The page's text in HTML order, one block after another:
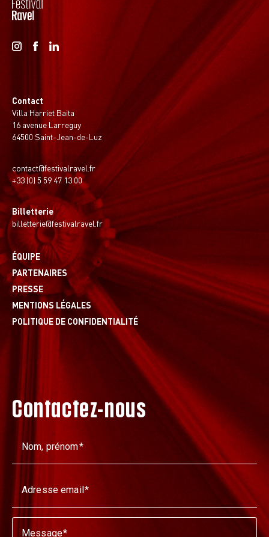
Contact
Villa Harriet Baita
16 avenue Larreguy
64500 Saint-Jean-de-Luz
contact@festivalravel.fr
+33 (0) 5 59 47 13 00
Billetterie
billetterie@festivalravel.fr
ÉQUIPE
PARTENAIRES
PRESSE
MENTIONS LÉGALES
POLITIQUE DE CONFIDENTIALITÉ
Contactez-nous
Nom, prénom
Adresse email
Message